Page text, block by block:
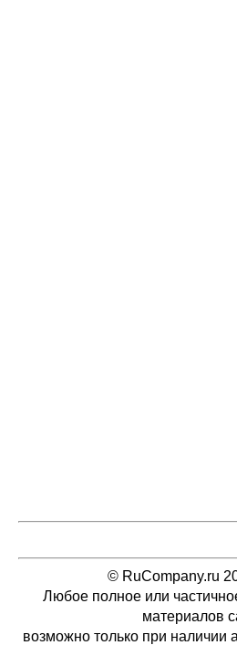
© RuCompany.ru
Любое полное или
материалов
возможно только при наличии